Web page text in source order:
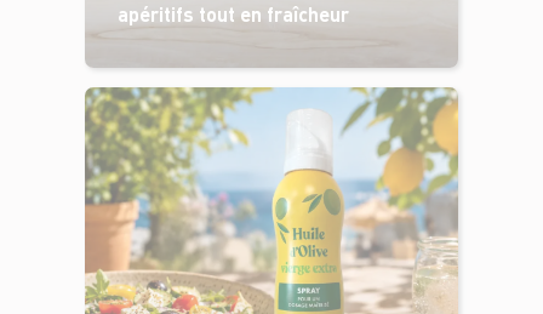
apéritifs tout en fraîcheur